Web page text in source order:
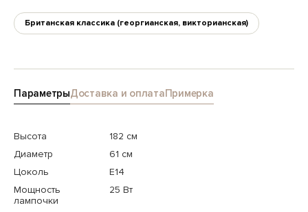
Британская классика (георгианская, викторианская)
ПараметрыДоставка и оплатаПримерка
Высота
182 см
Диаметр
61 см
Цоколь
E14
Мощность
лампочки
25 Вт